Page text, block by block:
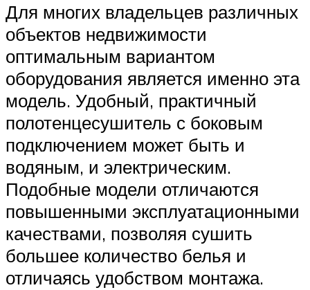
Для многих владельцев различных
объектов недвижимости
оптимальным вариантом
оборудования является именно эта
модель. Удобный, практичный
полотенцесушитель с боковым
подключением может быть и
водяным, и электрическим.
Подобные модели отличаются
повышенными эксплуатационными
качествами, позволяя сушить
большее количество белья и
отличаясь удобством монтажа.